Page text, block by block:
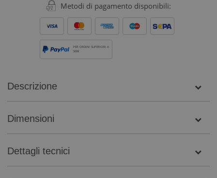
Metodi di pagamento disponibili:
PER ORDINI SUPERIORI A
500€
Descrizione
Dimensioni
Dettagli tecnici